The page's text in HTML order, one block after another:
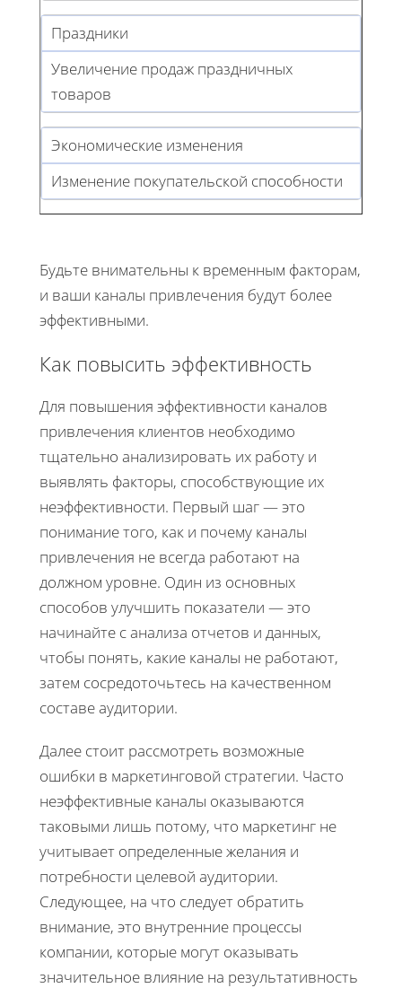
Праздники
Увеличение продаж праздничных
товаров
Экономические изменения
Изменение покупательской способности
Будьте внимательны к временным факторам,
и ваши каналы привлечения будут более
эффективными.
Как повысить эффективность
Для повышения эффективности каналов
привлечения клиентов необходимо
тщательно анализировать их работу и
выявлять факторы, способствующие их
неэффективности. Первый шаг — это
понимание того, как и почему каналы
привлечения не всегда работают на
должном уровне. Один из основных
способов улучшить показатели — это
начинайте с анализа отчетов и данных,
чтобы понять, какие каналы не работают,
затем сосредоточьтесь на качественном
составе аудитории.
Далее стоит рассмотреть возможные
ошибки в маркетинговой стратегии. Часто
неэффективные каналы оказываются
таковыми лишь потому, что маркетинг не
учитывает определенные желания и
потребности целевой аудитории.
Следующее, на что следует обратить
внимание, это внутренние процессы
компании, которые могут оказывать
значительное влияние на результативность